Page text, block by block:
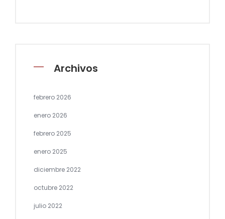
Archivos
febrero 2026
enero 2026
febrero 2025
enero 2025
diciembre 2022
octubre 2022
julio 2022